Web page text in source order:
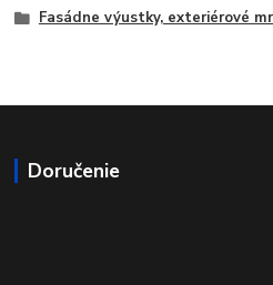
Fasádne výustky, exteriérové
Doručenie